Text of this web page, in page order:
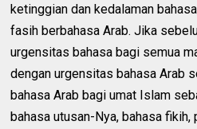
ketinggian dan kedalaman
fasih berbahasa Arab. Jika
urgensitas bahasa bagi semua
dengan urgensitas bahasa Arab
bahasa Arab bagi umat Islam
bahasa utusan-Nya, bahasa fikih,